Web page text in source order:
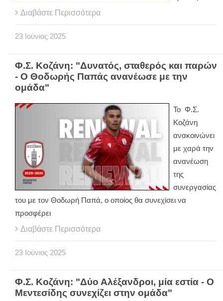
Διαβάστε Περισσότερα
23 Ιούνιος 2025
Φ.Σ. Κοζάνη: "Δυνατός, σταθερός και παρών
- Ο Θοδωρής Παπάς ανανέωσε με την
ομάδα"
Το Φ.Σ.
Κοζάνη
ανακοινώνει
με χαρά την
ανανέωση
της
συνεργασίας
του με τον Θοδωρή Παπά, ο οποίος θα συνεχίσει να
προσφέρει
Διαβάστε Περισσότερα
23 Ιούνιος 2025
Φ.Σ. Κοζάνη: "Δύο Αλέξανδροι, μία εστία - Ο
Μεντεσίδης συνεχίζει στην ομάδα"